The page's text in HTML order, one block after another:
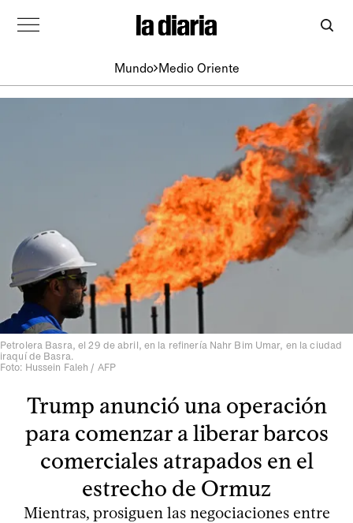
Mundo Medio Oriente
Petrolera Basra, el 29 de abril, en la refinería Nahr Bim Umar, en la ciudad
iraquí de Basra.
Foto: Hussein Faleh / AFP
Trump anunció una operación
para comenzar a liberar barcos
comerciales atrapados en el
estrecho de Ormuz
Mientras, prosiguen las negociaciones entre